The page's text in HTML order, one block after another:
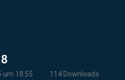
um 18:55
114 Downloads